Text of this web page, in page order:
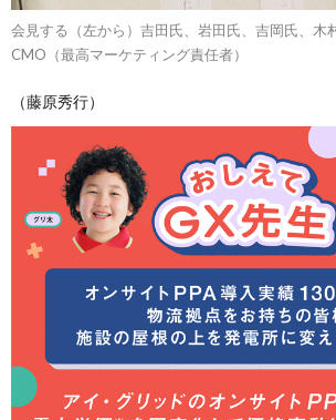
会見する（左から）吉田氏、岩田氏、吉岡氏、木
CMO（最高マーケティング責任者）
（藤原秀行）